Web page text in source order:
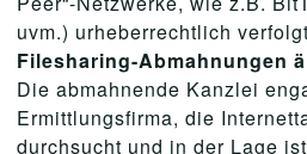
uvm.) urheberrechtlich
Filesharing-Abmahnungen
Die abmahnende Kanzlei
Ermittlungsfirma, die
durchsucht und in der Lage